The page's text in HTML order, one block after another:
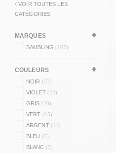
VOIR TOUTES LES
CATÉGORIES
MARQUES
SAMSUNG (167)
COULEURS
NOIR (53)
VIOLET (24)
GRIS (20)
VERT (15)
ARGENT (11)
BLEU (7)
BLANC (5)